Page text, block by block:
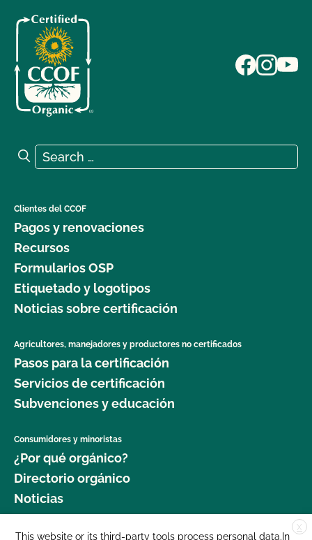
Search for:
Search
Clientes del CCOF
Pagos y renovaciones
Recursos
Formularios OSP
Etiquetado y logotipos
Noticias sobre certificación
Agricultores, manejadores y productores no certificados
Pasos para la certificación
Servicios de certificación
Subvenciones y educación
Consumidores y minoristas
¿Por qué orgánico?
Directorio orgánico
Noticias
Donar X
This website or its third-party tools process personal data.In